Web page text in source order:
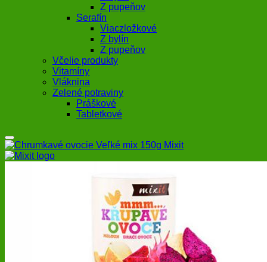
Z pupeňov
Serafín
Viaczložkové
Z bylín
Z pupeňov
Včelie produkty
Vitamíny
Vláknina
Zelené potraviny
Práškové
Tabletkové